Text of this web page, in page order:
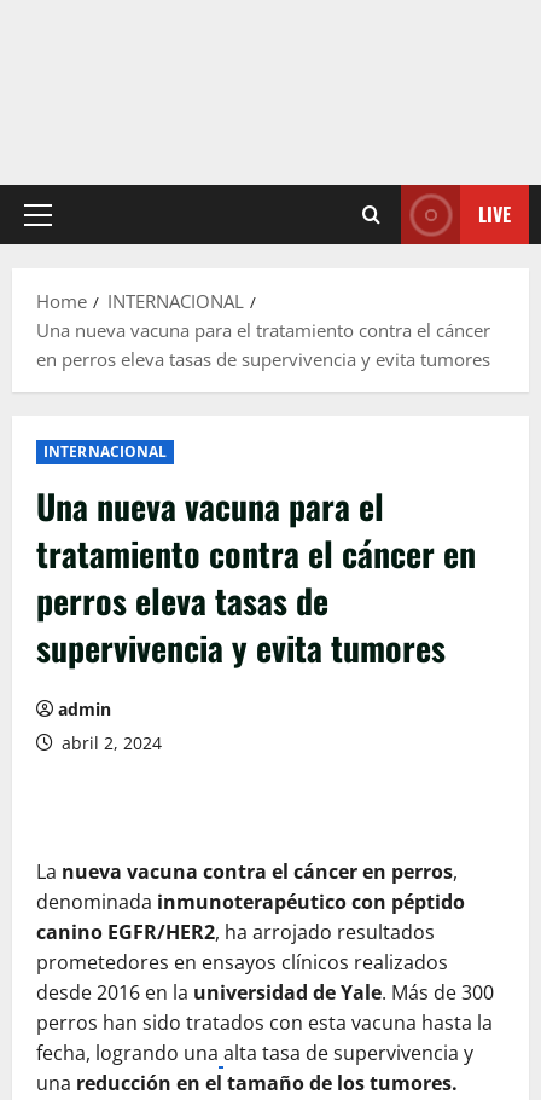
Primary
LIVE
Home
INTERNACIONAL
Una nueva vacuna para el tratamiento contra el cáncer
en perros eleva tasas de supervivencia y evita tumores
INTERNACIONAL
Una nueva vacuna para el
tratamiento contra el cáncer en
perros eleva tasas de
supervivencia y evita tumores
admin
abril 2, 2024
La nueva vacuna contra el cáncer en perros,
denominada inmunoterapéutico con péptido
canino EGFR/HER2, ha arrojado resultados
prometedores en ensayos clínicos realizados
desde 2016 en la universidad de Yale. Más de 300
perros han sido tratados con esta vacuna hasta la
fecha, logrando una alta tasa de supervivencia y
una reducción en el tamaño de los tumores.